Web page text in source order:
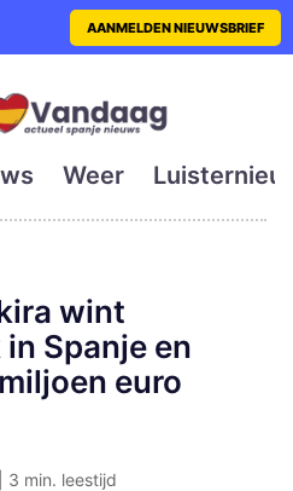
is de eerste
AANMELDEN NIEUWSBRIEF
Weer
wint
Spanje en
euro
3 min. leestijd